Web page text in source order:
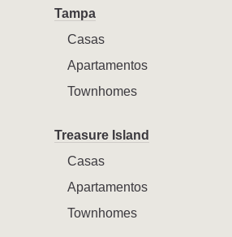
Tampa
Casas
Apartamentos
Townhomes
Treasure Island
Casas
Apartamentos
Townhomes